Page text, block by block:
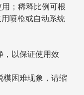
；稀释比例可根
用喷枪或自动系统
以保证使用效
困难现象，请缩